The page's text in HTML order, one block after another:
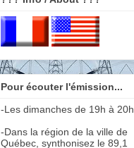
Pour écouter l'émission...
-Les dimanches de 19h à 20h.
-Dans la région de la ville de
Québec, synthonisez le 89,1